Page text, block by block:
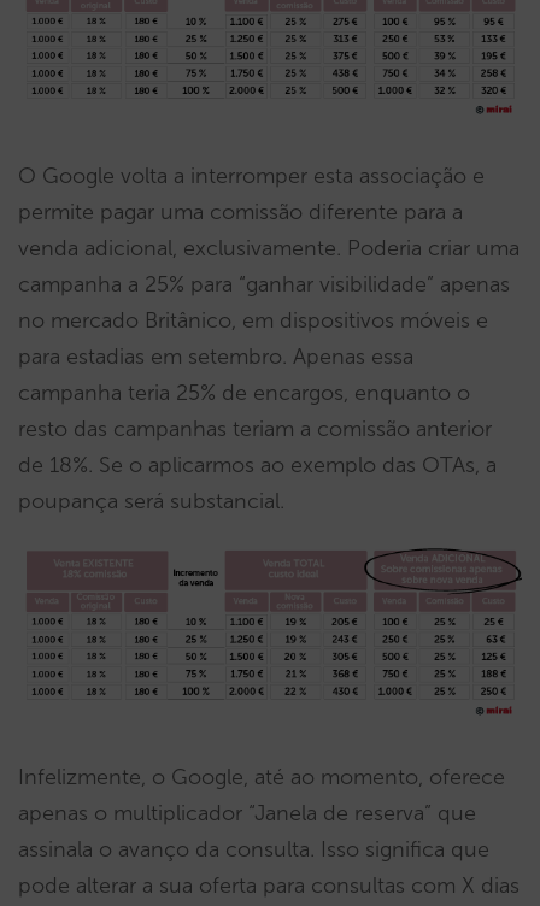
O Google volta a interromper esta associação e
permite pagar uma comissão diferente para a
venda adicional, exclusivamente. Poderia criar uma
campanha a 25% para “ganhar visibilidade” apenas
no mercado Britânico, em dispositivos móveis e
para estadias em setembro. Apenas essa
campanha teria 25% de encargos, enquanto o
resto das campanhas teriam a comissão anterior
de 18%. Se o aplicarmos ao exemplo das OTAs, a
poupança será substancial.
Infelizmente, o Google, até ao momento, oferece
apenas o multiplicador “Janela de reserva” que
assinala o avanço da consulta. Isso significa que
pode alterar a sua oferta para consultas com X dias